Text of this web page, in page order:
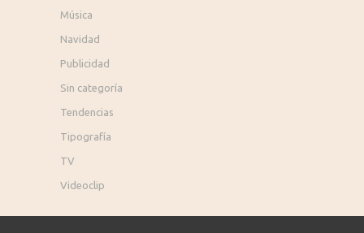
Música
Navidad
Publicidad
Sin categoría
Tendencias
Tipografía
TV
Videoclip